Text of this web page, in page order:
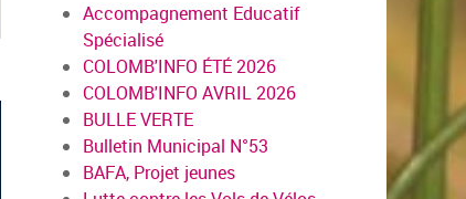
Accompagnement Educatif
Spécialisé
COLOMB'INFO ÉTÉ 2026
COLOMB'INFO AVRIL 2026
BULLE VERTE
Bulletin Municipal N°53
BAFA, Projet jeunes